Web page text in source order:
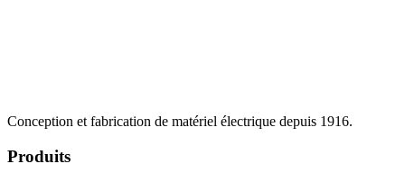
Conception et fabrication de matériel électrique depuis 1916.
Produits